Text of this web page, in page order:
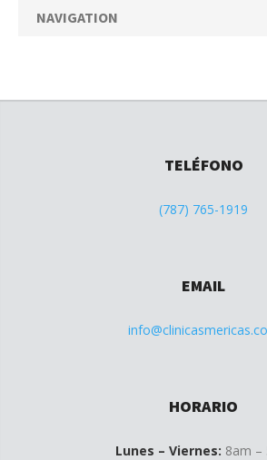
NAVIGATION
TELÉFONO
(787) 765-1919
EMAIL
HORARIO
Lunes – Viernes: 8am –